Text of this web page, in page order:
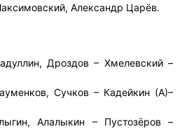
Александр Царёв.
Дроздов – Хмелевский –
Сучков – Кадейкин (А)–
Алалыкин – Пустозёров –